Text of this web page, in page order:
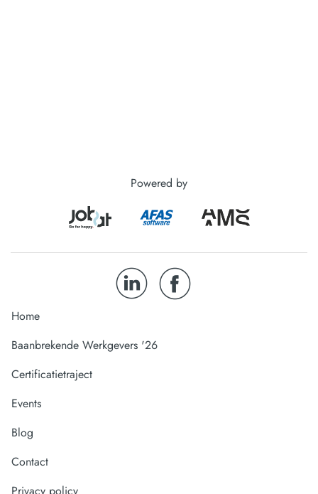
Powered by
Home
Baanbrekende Werkgevers '26
Certificatietraject
Events
Blog
Contact